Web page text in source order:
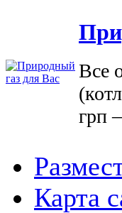
Все
грп
Карта